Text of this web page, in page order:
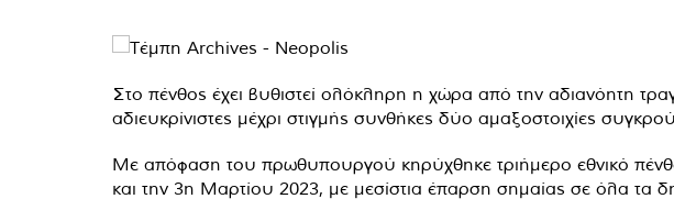
Στο πένθος έχει βυθιστεί ολόκληρη η χώρα από την αδιανόητη
αδιευκρίνιστες μέχρι στιγμής συνθήκες δύο αμαξοστοιχίες
Με απόφαση του πρωθυπουργού κηρύχθηκε τριήμερο εθνικό
και την 3η Μαρτίου 2023, με μεσίστια έπαρση σημαίας σε όλα τα